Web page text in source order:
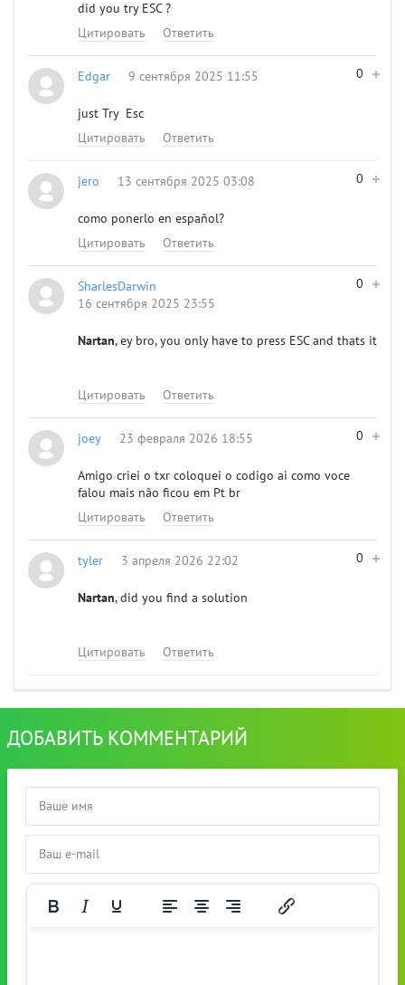
did you try ESC ?
Цитировать
Ответить
0
Edgar 9 сентября 2025 11:55
just Try Esc
Цитировать
Ответить
0
jero 13 сентября 2025 03:08
como ponerlo en español?
Цитировать
Ответить
0
SharlesDarwin
16 сентября 2025 23:55
Nartan, ey bro, you only have to press ESC and thats it
Цитировать Ответить
0
joey 23 февраля 2026 18:55
Amigo criei o txr coloquei o codigo ai como voce
falou mais não ficou em Pt br
Цитировать
Ответить
0
tyler 3 апреля 2026 22:02
Nartan, did you find a solution
Цитировать Ответить
ДОБАВИТЬ КОММЕНТАРИЙ